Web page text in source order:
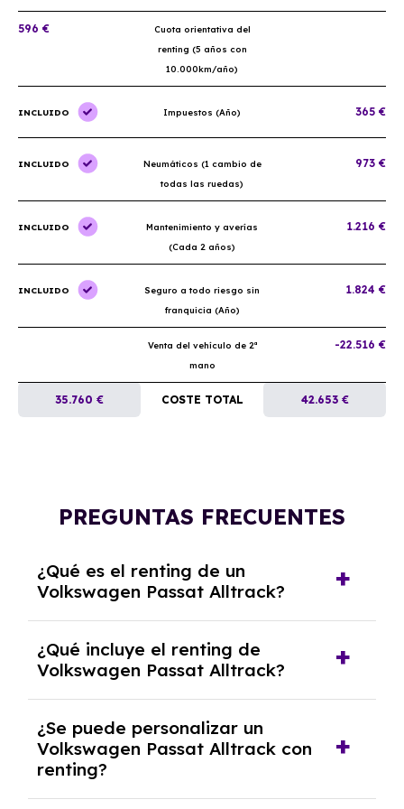
596 €
Cuota orientativa del
renting (5 años con
10.000km/año)
INCLUIDO Impuestos (Año) 365 €
INCLUIDO
Neumáticos (1 cambio de
todas las ruedas)
973 €
INCLUIDO
Mantenimiento y averías
(Cada 2 años)
1.216 €
INCLUIDO
Seguro a todo riesgo sin
franquicia (Año)
1.824 €
Venta del vehículo de 2ª
mano
-22.516 €
35.760 € COSTE TOTAL 42.653 €
PREGUNTAS FRECUENTES
¿Qué es el renting de un
Volkswagen Passat Alltrack?
un contrato de alquiler a largo plazo en el que
pagas una cuota mensual fija por el uso del
coche durante un periodo determinado,
generalmente entre 2 y 5 años.
¿Qué incluye el renting de
Volkswagen Passat Alltrack?
seguro a todo riesgo, mantenimiento,
reparaciones, impuestos, asistencia en
carretera y gestión de la documentación.
¿Se puede personalizar un
Volkswagen Passat Alltrack con
renting?